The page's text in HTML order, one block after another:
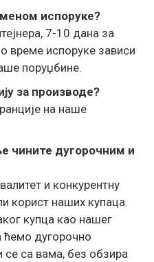
испоруке?
7-10 дана за
време испоруке зависи
поруџбине.
за производе?
на наше
чините дугорочним и
и конкурентну
корист наших купаца.
купца као нашег
ћемо дугорочно
се са вама, без обзира